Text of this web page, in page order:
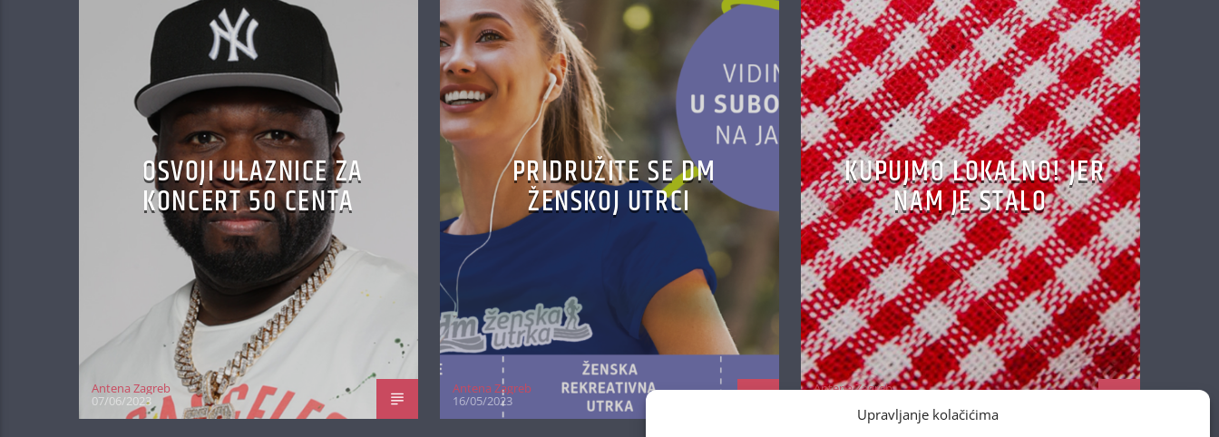
Upravljanje kolačićima
OSVOJI ULAZNICE ZA
KONCERT 50 CENTA
Antena Zagreb
07/06/2023
PRIDRUŽITE SE DM
ŽENSKOJ UTRCI
Antena Zagreb
16/05/2023
KUPUJMO LOKALNO! JER
NAM JE STALO
Antena Zagreb